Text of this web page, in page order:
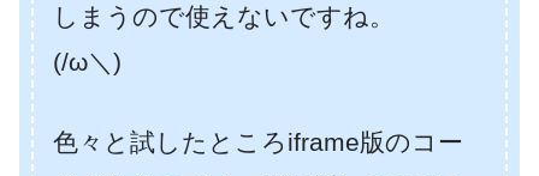
しまうので使えないですね。
(/ω＼)
色々と試したところiframe版のコー